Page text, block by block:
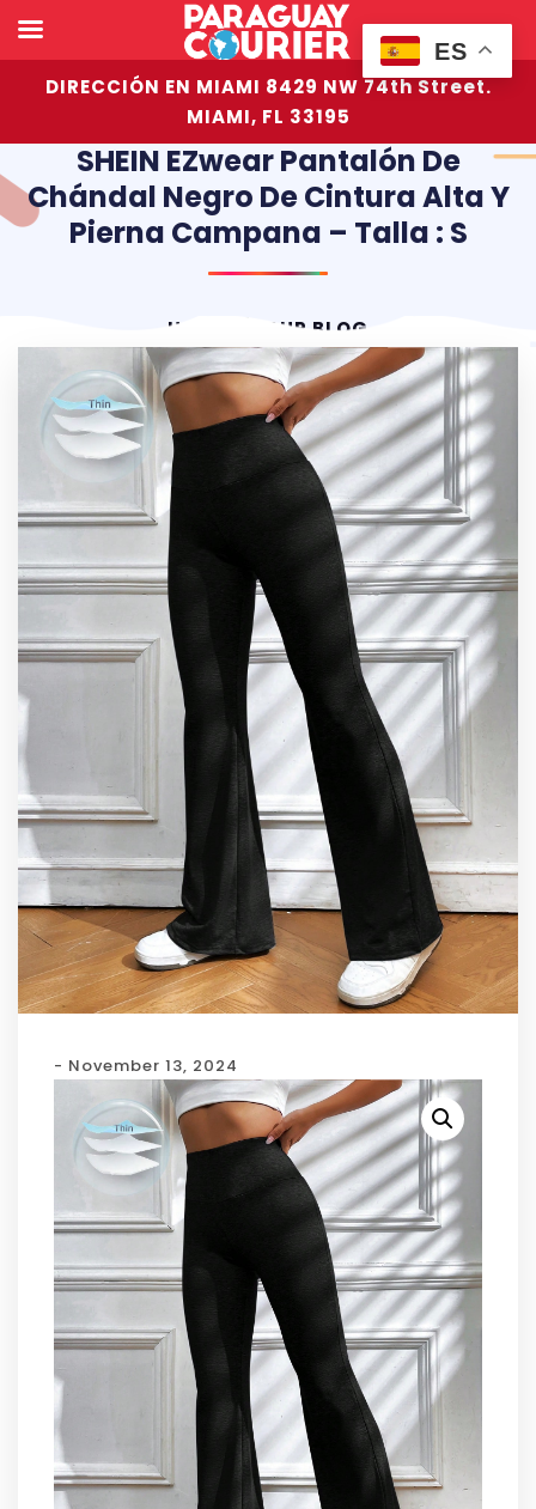
DIRECCIÓN EN MIAMI 8429 NW 74th Street.
MIAMI, FL 33195
SHEIN EZwear Pantalón De
Chándal Negro De Cintura Alta Y
Pierna Campana – Talla : S
HOME OUR BLOG
- November 13, 2024
ES